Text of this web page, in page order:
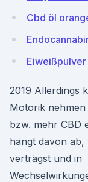
Cbd öl
2019 Allerdings
Motorik nehmen
bzw. mehr CBD
hängt davon
verträgst und in